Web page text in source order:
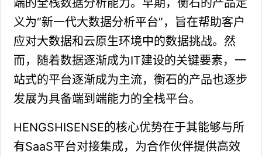
端的全栈数据分析能力。早期，衡石的产品定
义为“新一代大数据分析平台”，旨在帮助客户
应对大数据和云原生环境中的数据挑战。然
而，随着数据逐渐成为IT建设的关键要素，一
站式的平台逐渐成为主流，衡石的产品也逐步
发展为具备端到端能力的全栈平台。
HENGSHISENSE的核心优势在于其能够与所
有SaaS平台对接集成，为合作伙伴提供高效